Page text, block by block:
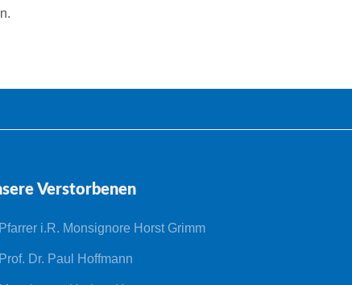
Verstorbenen
Pfarrer i.R. Monsignore Horst Grimm
Prof. Dr. Paul Hoffmann